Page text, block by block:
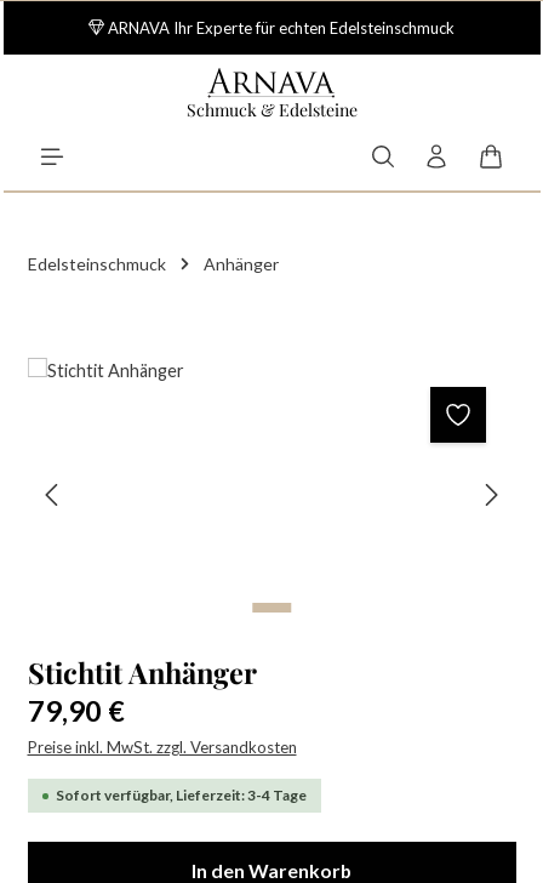
Zum Hauptinhalt springen
ARNAVA Ihr Experte für echten Edelsteinschmuck
Schmuck & Edelsteine
Edelsteinschmuck Anhänger
Bildergalerie überspringen
Stichtit Anhänger
Regulärer Preis:
79,90 €
Preise inkl. MwSt. zzgl. Versandkosten
Sofort verfügbar, Lieferzeit: 3-4 Tage
In den Warenkorb